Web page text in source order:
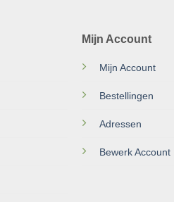
Mijn Account
Mijn Account
Bestellingen
Adressen
Bewerk Account